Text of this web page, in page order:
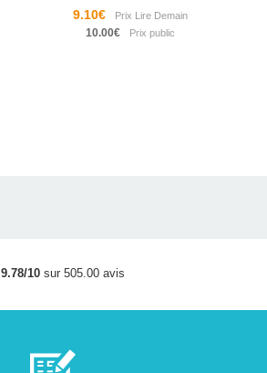
9.10€
10.00€
9.78/10sur 505.00 avis